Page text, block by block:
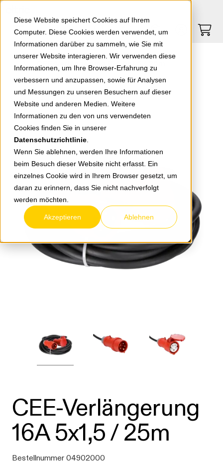
Diese Website speichert Cookies auf Ihrem
Computer. Diese Cookies werden verwendet, um
Informationen darüber zu sammeln, wie Sie mit
unserer Website interagieren. Wir verwenden diese
Informationen, um Ihre Browser-Erfahrung zu
verbessern und anzupassen, sowie für Analysen
und Messungen zu unseren Besuchern auf dieser
Website und anderen Medien. Weitere
Informationen zu den von uns verwendeten
Cookies finden Sie in unserer
Datenschutzrichtlinie
Wenn Sie ablehnen, werden Ihre Informationen
beim Besuch dieser Website nicht erfasst. Ein
einzelnes Cookie wird in Ihrem Browser gesetzt, um
daran zu erinnern, dass Sie nicht nachverfolgt
werden möchten.
Akzeptieren Ablehnen
Springe zu Hauptinhalt Springe zum Footer
0
CEE-Verlängerung 16A 5x1,5 / 25m
zurück zur Übersicht
CEE-Verlängerung
16A 5x1,5 / 25m
Bestellnummer 04902000